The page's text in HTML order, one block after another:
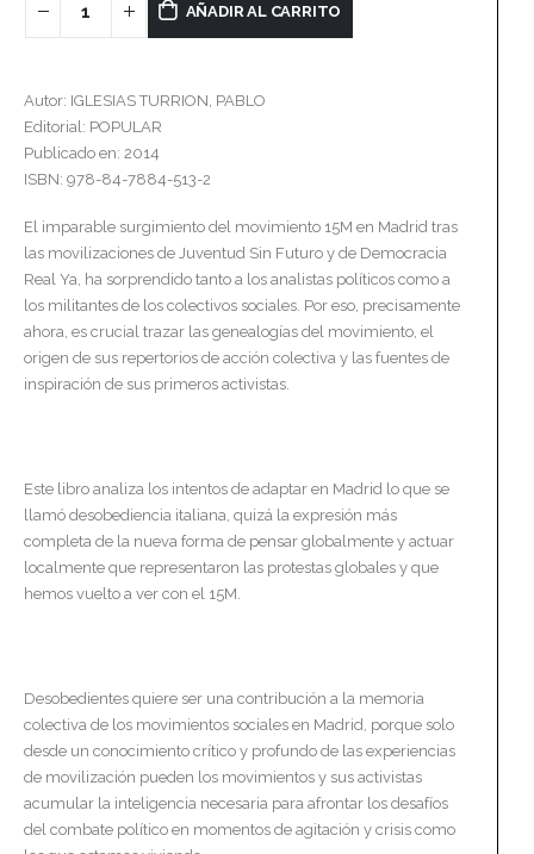
AÑADIR AL CARRITO
Autor: IGLESIAS TURRION, PABLO
Editorial: POPULAR
Publicado en: 2014
ISBN: 978-84-7884-513-2
El imparable surgimiento del movimiento 15M en Madrid tras
las movilizaciones de Juventud Sin Futuro y de Democracia
Real Ya, ha sorprendido tanto a los analistas políticos como a
los militantes de los colectivos sociales. Por eso, precisamente
ahora, es crucial trazar las genealogías del movimiento, el
origen de sus repertorios de acción colectiva y las fuentes de
inspiración de sus primeros activistas.
Este libro analiza los intentos de adaptar en Madrid lo que se
llamó desobediencia italiana, quizá la expresión más
completa de la nueva forma de pensar globalmente y actuar
localmente que representaron las protestas globales y que
hemos vuelto a ver con el 15M.
Desobedientes quiere ser una contribución a la memoria
colectiva de los movimientos sociales en Madrid, porque solo
desde un conocimiento crítico y profundo de las experiencias
de movilización pueden los movimientos y sus activistas
acumular la inteligencia necesaria para afrontar los desafíos
del combate político en momentos de agitación y crisis como